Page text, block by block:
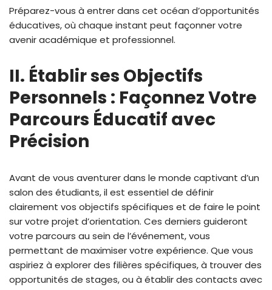
Préparez-vous à entrer dans cet océan d’opportunités
éducatives, où chaque instant peut façonner votre
avenir académique et professionnel.
II. Établir ses Objectifs
Personnels : Façonnez Votre
Parcours Éducatif avec
Précision
Avant de vous aventurer dans le monde captivant d’un
salon des étudiants, il est essentiel de définir
clairement vos objectifs spécifiques et de faire le point
sur votre projet d’orientation. Ces derniers guideront
votre parcours au sein de l’événement, vous
permettant de maximiser votre expérience. Que vous
aspiriez à explorer des filières spécifiques, à trouver des
opportunités de stages, ou à établir des contacts avec